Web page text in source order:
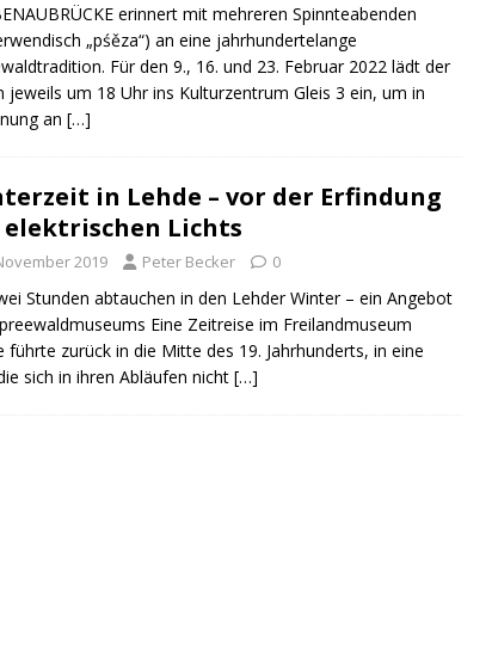
erinnert mit mehreren Spinnteabenden
„pśěza“) an eine jahrhundertelange
Für den 9., 16. und 23. Februar 2022 lädt der
jeweils um 18 Uhr ins Kulturzentrum Gleis 3 ein, um in
an […]
in Lehde – vor der Erfindung
elektrischen Lichts
2019 Peter Becker 0
Stunden abtauchen in den Lehder Winter – ein Angebot
Eine Zeitreise im Freilandmuseum
führte zurück in die Mitte des 19. Jahrhunderts, in eine
sich in ihren Abläufen nicht […]